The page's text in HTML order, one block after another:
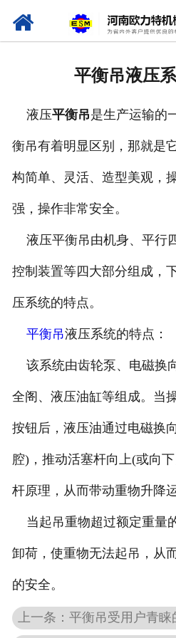
平衡吊液压
液压平衡吊是生产运输的
衡吊有着明显区别，那就是
构简单、灵活、造型美观，
强，操作非常安全。
液压平衡吊由机身、平行
控制装置等四大部分组成，
压系统的特点。
平衡吊液压系统的特点：
该系统由齿轮泵、电磁换
全阁、液压油缸等组成。当
按钮后，液压油通过电磁换
腔)，推动活塞杆向上(或向
杆原理，从而带动重物升降运
当起吊重物超过额定重量
卸荷，使重物无法起吊，从
的安全。
上一条：平衡吊受用户青睐